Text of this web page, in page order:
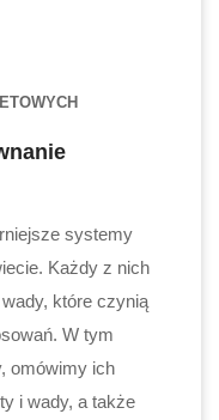
systemy
Każdy z nich
które czynią
W tym
omówimy ich
i wady, a także